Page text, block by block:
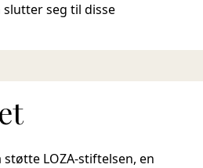
seg til disse
LOZA-stiftelsen, en